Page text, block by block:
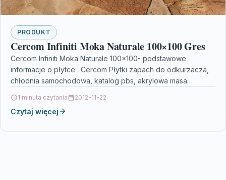
PRODUKT
Cercom Infiniti Moka Naturale 100×100 Gres
Cercom Infiniti Moka Naturale 100×100- podstawowe
informacje o płytce : Cercom Płytki zapach do odkurzacza,
chłodnia samochodowa, katalog pbs, akrylowa masa
1 minuta czytania 2012-11-22
Czytaj więcej